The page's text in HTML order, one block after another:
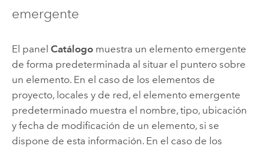
emergente
El panel Catálogomuestra un elemento emergente
de forma predeterminada al situar el puntero sobre
un elemento. En el caso de los elementos de
proyecto, locales y de red, el elemento emergente
predeterminado muestra el nombre, tipo, ubicación
y fecha de modificación de un elemento, si se
dispone de esta información. En el caso de los